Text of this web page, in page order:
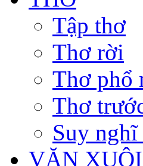
Tập thơ
Thơ rời
Thơ phổ
Thơ
Suy
VĂN XUÔI